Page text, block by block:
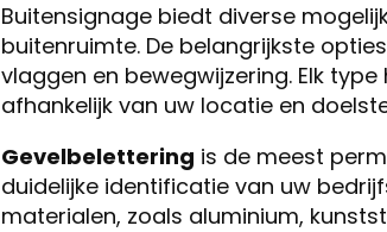
Buitensignage biedt diverse
buitenruimte. De belangrijkste
vlaggen en bewegwijzering. Elk
afhankelijk van uw locatie en
Gevelbelettering is de meest
duidelijke identificatie van uw
materialen, zoals aluminium,